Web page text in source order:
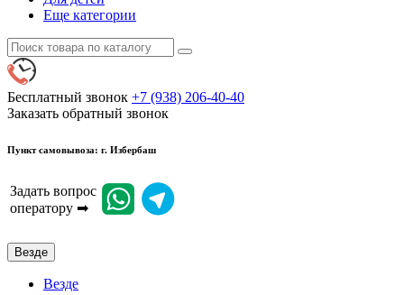
Еще категории
Бесплатный звонок +7 (938) 206-40-40
Заказать обратный звонок
Пункт самовывоза: г. Избербаш
Задать вопрос
оператору ➡
Везде
Везде